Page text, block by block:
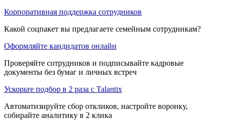
Корпоративная поддержка сотрудников
Какой соцпакет вы предлагаете семейным сотрудникам?
Оформляйте кандидатов онлайн
Проверяйте сотрудников и подписывайте кадровые
документы без бумаг и личных встреч
Ускорьте подбор в 2 раза с Talantix
Автоматизируйте сбор откликов, настройте воронку,
собирайте аналитику в 2 клика